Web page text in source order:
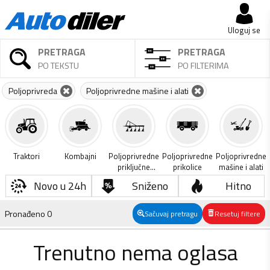
Uloguj se
PRETRAGA
PO TEKSTU
PRETRAGA
PO FILTERIMA
Poljoprivreda Poljoprivredne mašine i alati
Traktori Kombajni
Poljoprivredne
priključne
mašine
Poljoprivredne
prikolice
Poljoprivredne
mašine i alati
Novo u 24h Sniženo Hitno
Pronađeno0 Sačuvaj pretragu Resetuj filtere
Trenutno nema oglasa